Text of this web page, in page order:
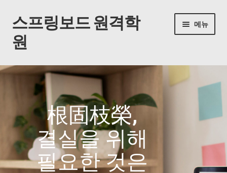
스프링보드 원격학
원
메뉴
홈
동영상 수업
내 계정
내 강의실
根固枝榮,
결실을 위해
필요한 것은